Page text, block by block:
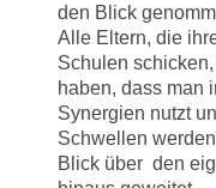
den Blick
Alle Eltern, die
Schulen
haben, dass man
Synergien nutzt
Schwellen
Blick über den